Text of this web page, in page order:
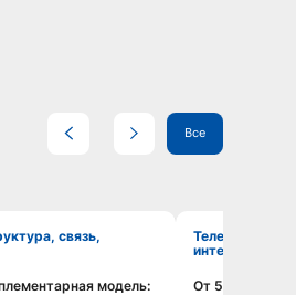
Все
модель:
Телеком, инфраструктура, связь,
интернет
От 5G к 6G: